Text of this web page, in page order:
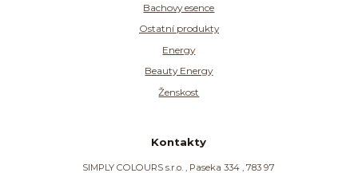
Bachovy esence
Ostatní produkty
Energy
Beauty Energy
Ženskost
Kontakty
SIMPLY COLOURS s.r.o. , Paseka 334 , 783 97